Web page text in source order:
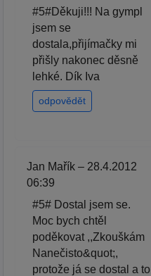
#5#Děkuji!!! Na gympl
jsem se
dostala,přijímačky mi
přišly nakonec děsně
lehké. Dík Iva
odpovědět
Jan Mařík – 28.4.2012
06:39
#5# Dostal jsem se.
Moc bych chtěl
poděkovat ,,Zkouškám
Nanečisto&quot;,
protože já se dostal a to